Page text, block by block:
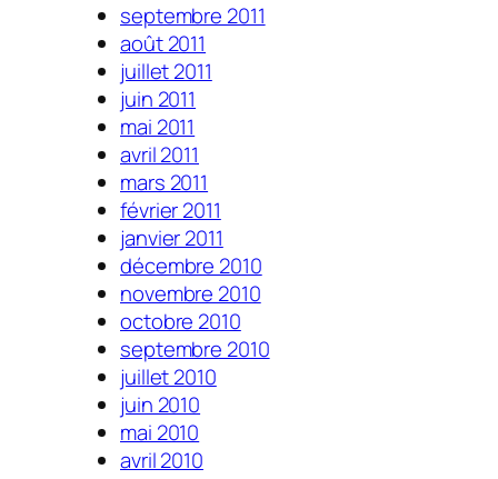
septembre 2011
août 2011
juillet 2011
juin 2011
mai 2011
avril 2011
mars 2011
février 2011
janvier 2011
décembre 2010
novembre 2010
octobre 2010
septembre 2010
juillet 2010
juin 2010
mai 2010
avril 2010